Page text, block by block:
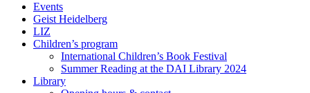
Events
Geist Heidelberg
LIZ
Children’s program
International Children’s Book Festival
Summer Reading at the DAI Library 2024
Library